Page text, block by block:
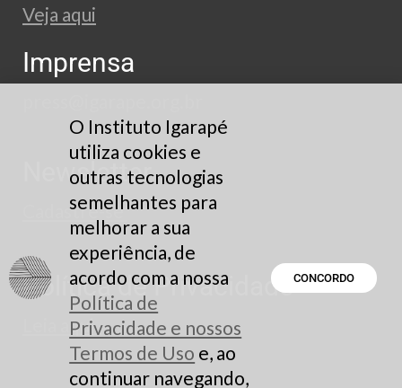
Veja aqui
Imprensa
Newsletter
Cadastre-se
Política de Privacidade
Leia aqui
O Instituto Igarapé
utiliza cookies e
outras tecnologias
semelhantes para
melhorar a sua
experiência, de
acordo com a nossa
Política de
Privacidade e nossos
Termos de Uso e, ao
continuar navegando,
CONCORDO